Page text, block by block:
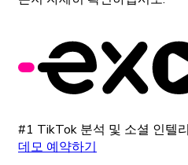
#1 TikTok 분석 및 소셜 인텔
데모 예약하기